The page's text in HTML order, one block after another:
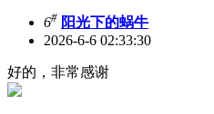
6# 阳光下的蜗牛
2026-6-6 02:33:30
好的，非常感谢